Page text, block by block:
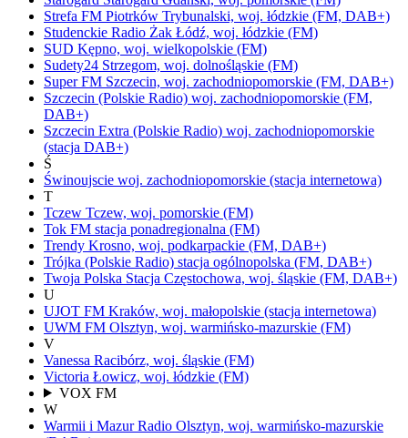
Strefa FM Piotrków Trybunalski, woj. łódzkie (FM, DAB+)
Studenckie Radio Żak Łódź, woj. łódzkie (FM)
SUD Kępno, woj. wielkopolskie (FM)
Sudety24 Strzegom, woj. dolnośląskie (FM)
Super FM Szczecin, woj. zachodniopomorskie (FM, DAB+)
Szczecin (Polskie Radio) woj. zachodniopomorskie (FM,
DAB+)
Szczecin Extra (Polskie Radio) woj. zachodniopomorskie
(stacja DAB+)
Ś
Świnoujscie woj. zachodniopomorskie (stacja internetowa)
T
Tczew Tczew, woj. pomorskie (FM)
Tok FM stacja ponadregionalna (FM)
Trendy Krosno, woj. podkarpackie (FM, DAB+)
Trójka (Polskie Radio) stacja ogólnopolska (FM, DAB+)
Twoja Polska Stacja Częstochowa, woj. śląskie (FM, DAB+)
U
UJOT FM Kraków, woj. małopolskie (stacja internetowa)
UWM FM Olsztyn, woj. warmińsko-mazurskie (FM)
V
Vanessa Racibórz, woj. śląskie (FM)
Victoria Łowicz, woj. łódzkie (FM)
VOX FM
W
Warmii i Mazur Radio Olsztyn, woj. warmińsko-mazurskie